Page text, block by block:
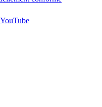
YouTube